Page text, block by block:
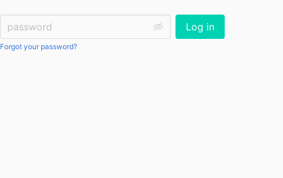
Password:
Forgot your password?
Log in